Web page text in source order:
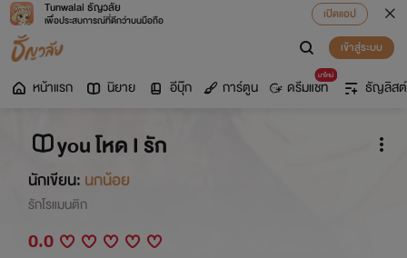
Tunwalai ธัญวลัย
เพื่อประสบการณ์ที่ดีกว่าบนมือถือ
เปิดแอป
เข้าสู่ระบบ
หน้าแรก นิยาย อีบุ๊ก การ์ตูน
มาใหม่
ดรีมแชท ธัญลิสต์
you โหด I รัก
นักเขียน: นกน้อย
รักโรแมนติก
0.0